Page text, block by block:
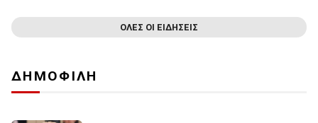
ΟΛΕΣ ΟΙ ΕΙΔΗΣΕΙΣ
ΔΗΜΟΦΙΛΗ